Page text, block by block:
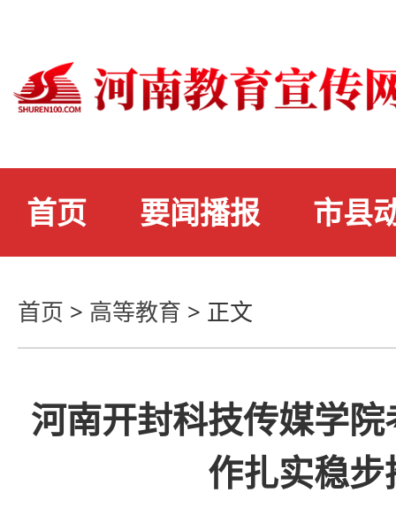
首页 要闻播报 市县
首页 > 高等教育 > 正文
河南开封科技传媒学
作扎实稳步